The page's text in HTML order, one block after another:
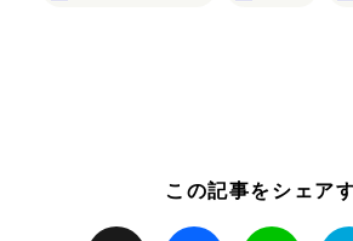
この記事をシェア